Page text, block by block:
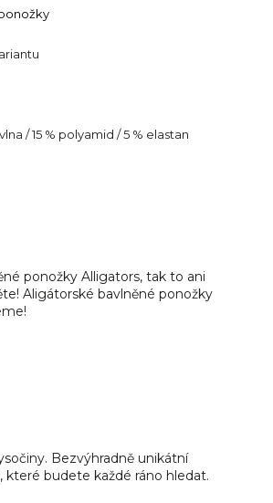
/ 15 % polyamid / 5 % elastan
ponožky Alligators, tak to ani
Aligátorské bavlněné ponožky
Bezvýhradně unikátní
které budete každé ráno hledat.